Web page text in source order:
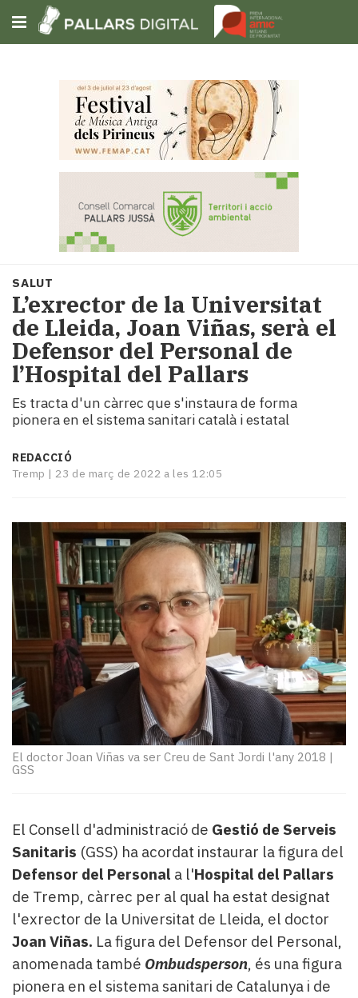
Subscriu-t'hi
Portada
Societat
Política
i
municipis
Economia
i
turisme
Cultura
Esports
tant!
TV
mitjans
El
temps
Reportatges
Entrevistes
Enquestes
A
escena!
Dis
la
teva!
Subscriptors
newsletter
del
patrocinat
Lo
més
Editorial
SALUT
L’exrector de la Universitat
de Lleida, Joan Viñas, serà el
Defensor del Personal de
l’Hospital del Pallars
Es tracta d'un càrrec que s'instaura de forma
pionera en el sistema sanitari català i estatal
REDACCIÓ
Tremp | 23 de març de 2022 a les 12:05
El doctor Joan Viñas va ser Creu de Sant Jordi l'any 2018 |
GSS
El Consell d'administració de Gestió de Serveis
Sanitaris (GSS) ha acordat instaurar la figura del
Defensor del Personal a l'Hospital del Pallars
de Tremp, càrrec per al qual ha estat designat
l'exrector de la Universitat de Lleida, el doctor
Joan Viñas. La figura del Defensor del Personal,
anomenada també Ombudsperson, és una figura
pionera en el sistema sanitari de Catalunya i de